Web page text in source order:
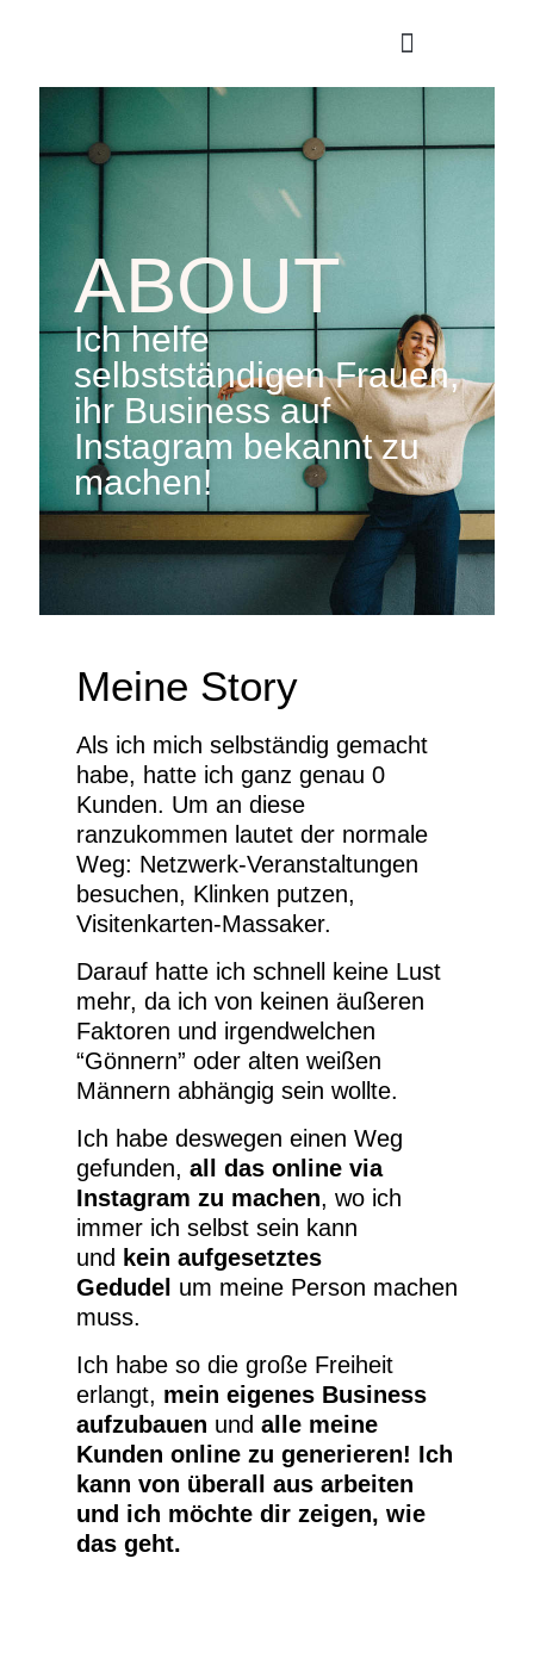
ABOUT
Ich helfe
selbstständigen Frauen,
ihr Business auf
Instagram bekannt zu
machen!
Meine Story
Als ich mich selbständig gemacht
habe, hatte ich ganz genau 0
Kunden. Um an diese
ranzukommen lautet der normale
Weg: Netzwerk-Veranstaltungen
besuchen, Klinken putzen,
Visitenkarten-Massaker.
Darauf hatte ich schnell keine Lust
mehr, da ich von keinen äußeren
Faktoren und irgendwelchen
“Gönnern” oder alten weißen
Männern abhängig sein wollte.
Ich habe deswegen einen Weg
gefunden, all das online via
Instagram zu machen, wo ich
immer ich selbst sein kann
und kein aufgesetztes
Gedudel um meine Person machen
muss.
Ich habe so die große Freiheit
erlangt, mein eigenes Business
aufzubauen und alle meine
Kunden online zu generieren! Ich
kann von überall aus arbeiten
und ich möchte dir zeigen, wie
das geht.